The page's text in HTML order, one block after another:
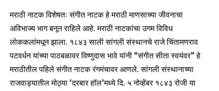
मराठी नाटक विशेषतः संगीत नाटक हे मराठी माणसाच्या जीवनाचा
अविभाज्य भाग बनून राहिले आहे. मराठी नाटकांचा उगम विविध
लोककलांमधून झाला. १८४३ साली सांगली संस्थानचे राजे चिंतामणराव
पटवर्धन यांच्या पाठबळावर विष्णुदास भावे यांनी “संगीत सीता स्वयंवर” हे
मराठीतील पहिले संगीत नाटक रंगमंचावर आणले. सांगली संस्थानाच्या
राजवाड्यातील मोठ्या ‘दरबार हॉल’मध्ये दि. ५ नोव्हेंबर १८४३ रोजी या